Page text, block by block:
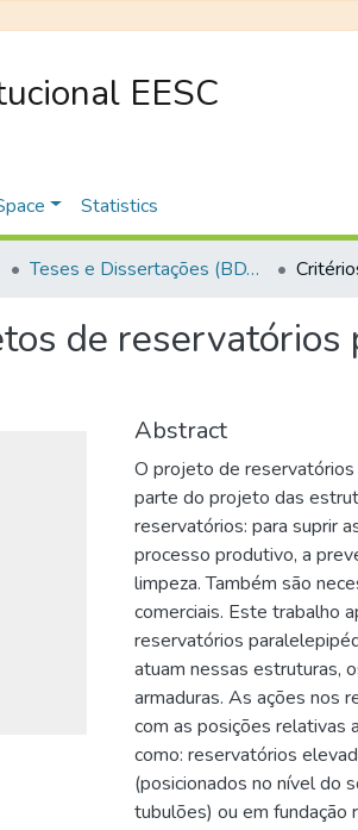
EESC
Statistics
Teses e Dissertações (BDTD USP)
de
Abstract
O projeto de
parte do projeto das
reservatórios: para suprir
processo produtivo, a
limpeza. Também são
comerciais. Este trabalho
reservatórios
atuam nessas estruturas,
armaduras. As ações nos
com as posições relativas
como: reservatórios
(posicionados no nível do
tubulões) ou em fundação